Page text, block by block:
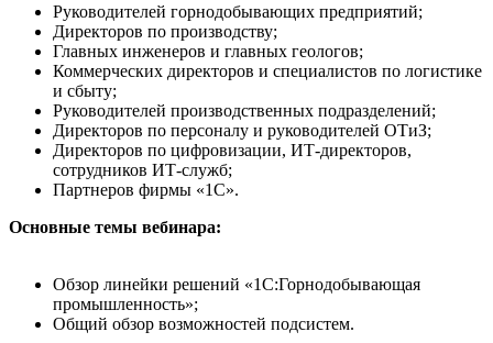
Руководителей горнодобывающих предприятий;
Директоров по производству;
Главных инженеров и главных геологов;
Коммерческих директоров и специалистов по логистике
и сбыту;
Руководителей производственных подразделений;
Директоров по персоналу и руководителей ОТиЗ;
Директоров по цифровизации, ИТ-директоров,
сотрудников ИТ-служб;
Партнеров фирмы «1С».
Основные темы вебинара:
Обзор линейки решений «1С:Горнодобывающая
промышленность»;
Общий обзор возможностей подсистем.